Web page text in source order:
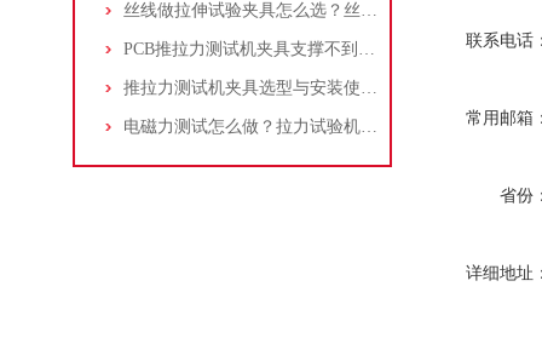
丝线做拉伸试验夹具怎么选？丝线拉伸试验夹具应该如何操作？
PCB推拉力测试机夹具支撑不到位，贴片电阻掉件却测不出？一个案例告诉你
推拉力测试机夹具选型与安装使用详细指南
电磁力测试怎么做？拉力试验机选量程/精度/夹具配置指南
联系电话
常用邮箱
省份
详细地址